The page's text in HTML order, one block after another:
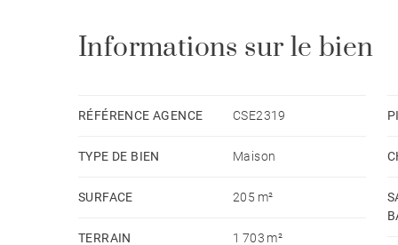
L'étage propose un coin lecture agréable, deux
parentale.
Le sous-sol complet offre une cave à vins, une
Un garage et un carport complètent ce bien.
Informations sur le bien
RÉFÉRENCE AGENCE CSE2319
TYPE DE BIEN Maison
SURFACE 205 m²
TERRAIN 1 703 m²